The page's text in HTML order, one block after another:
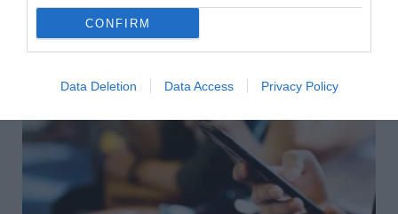
CONFIRM
Data Deletion Data Access Privacy Policy